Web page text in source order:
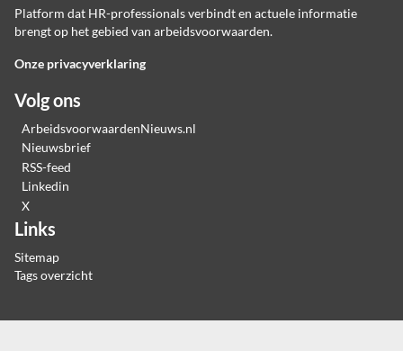
Platform dat HR-professionals verbindt en actuele informatie
brengt op het gebied van arbeidsvoorwaarden.
Onze privacyverklaring
Volg ons
ArbeidsvoorwaardenNieuws.nl
Nieuwsbrief
RSS-feed
Linkedin
X
Links
Sitemap
Tags overzicht